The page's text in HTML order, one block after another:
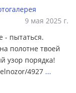
9 мая 2025 г.
- пытаться.
полотне твоей
узор порядка!
4927 ...